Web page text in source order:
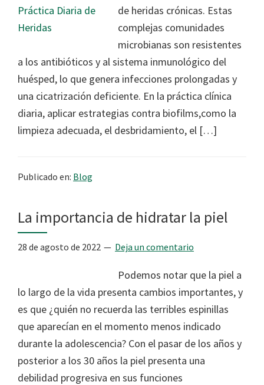
de heridas crónicas. Estas
complejas comunidades
microbianas son resistentes
a los antibióticos y al sistema inmunológico del
huésped, lo que genera infecciones prolongadas y
una cicatrización deficiente. En la práctica clínica
diaria, aplicar estrategias contra biofilms,como la
limpieza adecuada, el desbridamiento, el […]
Publicado en: Blog
La importancia de hidratar la piel
28 de agosto de 2022 Deja un comentario
Podemos notar que la piel a
lo largo de la vida presenta cambios importantes, y
es que ¿quién no recuerda las terribles espinillas
que aparecían en el momento menos indicado
durante la adolescencia? Con el pasar de los años y
posterior a los 30 años la piel presenta una
debilidad progresiva en sus funciones